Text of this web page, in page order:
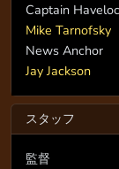
Captain
Mike Tarnofsky
News Anchor
Jay Jackson
スタッフ
監督